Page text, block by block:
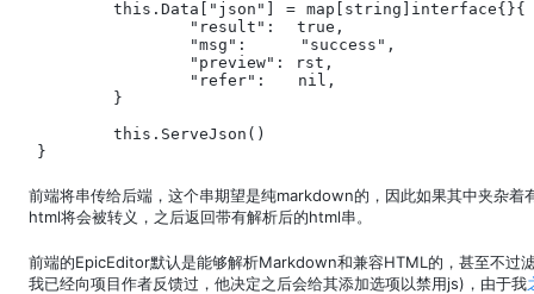
}
前端将串传给后端，这个串期望是纯markdown的，因此如果其中夹杂着
html将会被转义，之后返回带有解析后的html串。
前端的EpicEditor默认是能够解析Markdown和兼容HTML的，甚至不过
我已经向项目作者反馈过，他决定之后会给其添加选项以禁用js)，由于我